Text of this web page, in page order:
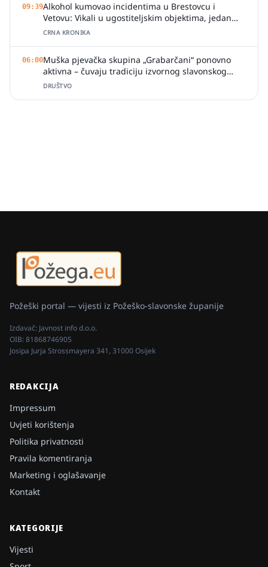
09:39Alkohol kumovao incidentima u Brestovcu i
Vetovu: Vikali u ugostiteljskim objektima, jedan
zalio djelatnicu pićem
CRNA KRONIKA
06:00Muška pjevačka skupina „Grabarčani“ ponovno
aktivna – čuvaju tradiciju izvornog slavonskog
pjevanja
DRUŠTVO
Požeški portal — vijesti iz Požeško-slavonske županije
Izdavač: Javnost info d.o.o.
OIB:81868746905
Josipa Jurja Strossmayera 341, 31000 Osijek
REDAKCIJA
Impressum
Uvjeti korištenja
Politika privatnosti
Pravila komentiranja
Marketing i oglašavanje
Kontakt
KATEGORIJE
Vijesti